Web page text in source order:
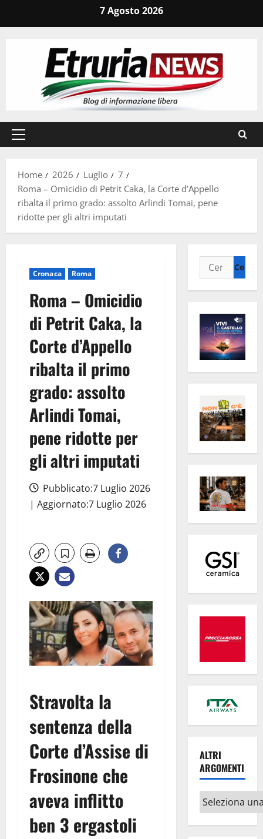
7 Agosto 2026
Menu
Home
2026 Luglio
7
Roma – Omicidio di Petrit Caka, la Corte d’Appello
ribalta il primo grado: assolto Arlindi Tomai, pene
ridotte per gli altri imputati
Cronaca Roma
Roma – Omicidio
di Petrit Caka, la
Corte d’Appello
ribalta il primo
grado: assolto
Arlindi Tomai,
pene ridotte per
gli altri imputati
Pubblicato:7 Luglio 2026
| Aggiornato:7 Luglio 2026
Stravolta la
sentenza della
Corte d’Assise di
Frosinone che
aveva inflitto
ben 3 ergastoli
Ricerca
per:
ALTRI
ARGOMENTI
Altri
argomenti